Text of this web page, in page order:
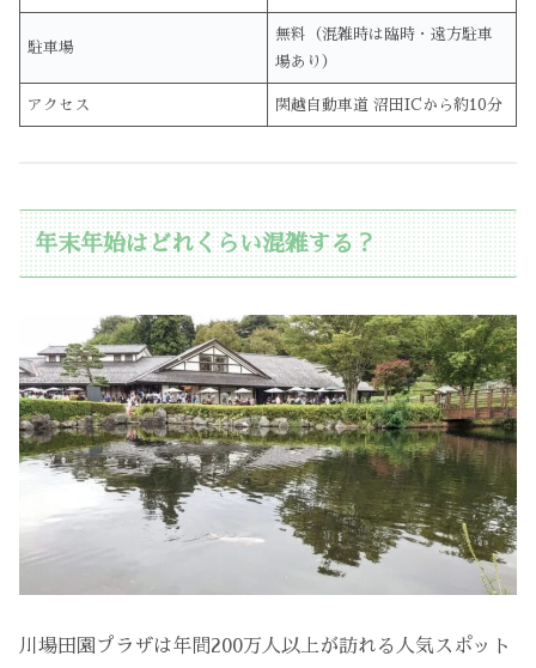
駐車場
無料（混雑時は臨時・遠方駐車
場あり）
アクセス 関越自動車道 沼田ICから約10分
年末年始はどれくらい混雑する？
川場田園プラザは年間200万人以上が訪れる人気スポット